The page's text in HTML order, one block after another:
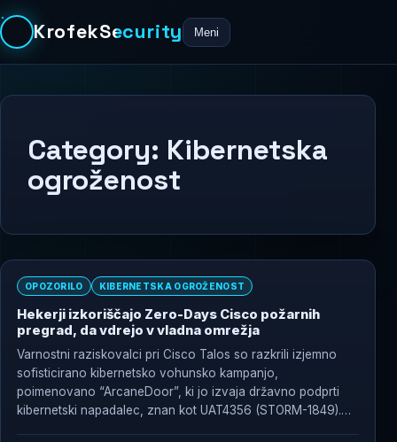
KrofekSecurity Meni
Category: Kibernetska
ogroženost
OPOZORILO KIBERNETSKA OGROŽENOST
Hekerji izkoriščajo Zero-Days Cisco požarnih
pregrad, da vdrejo v vladna omrežja
Varnostni raziskovalci pri Cisco Talos so razkrili izjemno
sofisticirano kibernetsko vohunsko kampanjo,
poimenovano “ArcaneDoor”, ki jo izvaja državno podprti
kibernetski napadalec, znan kot UAT4356 (STORM-1849).